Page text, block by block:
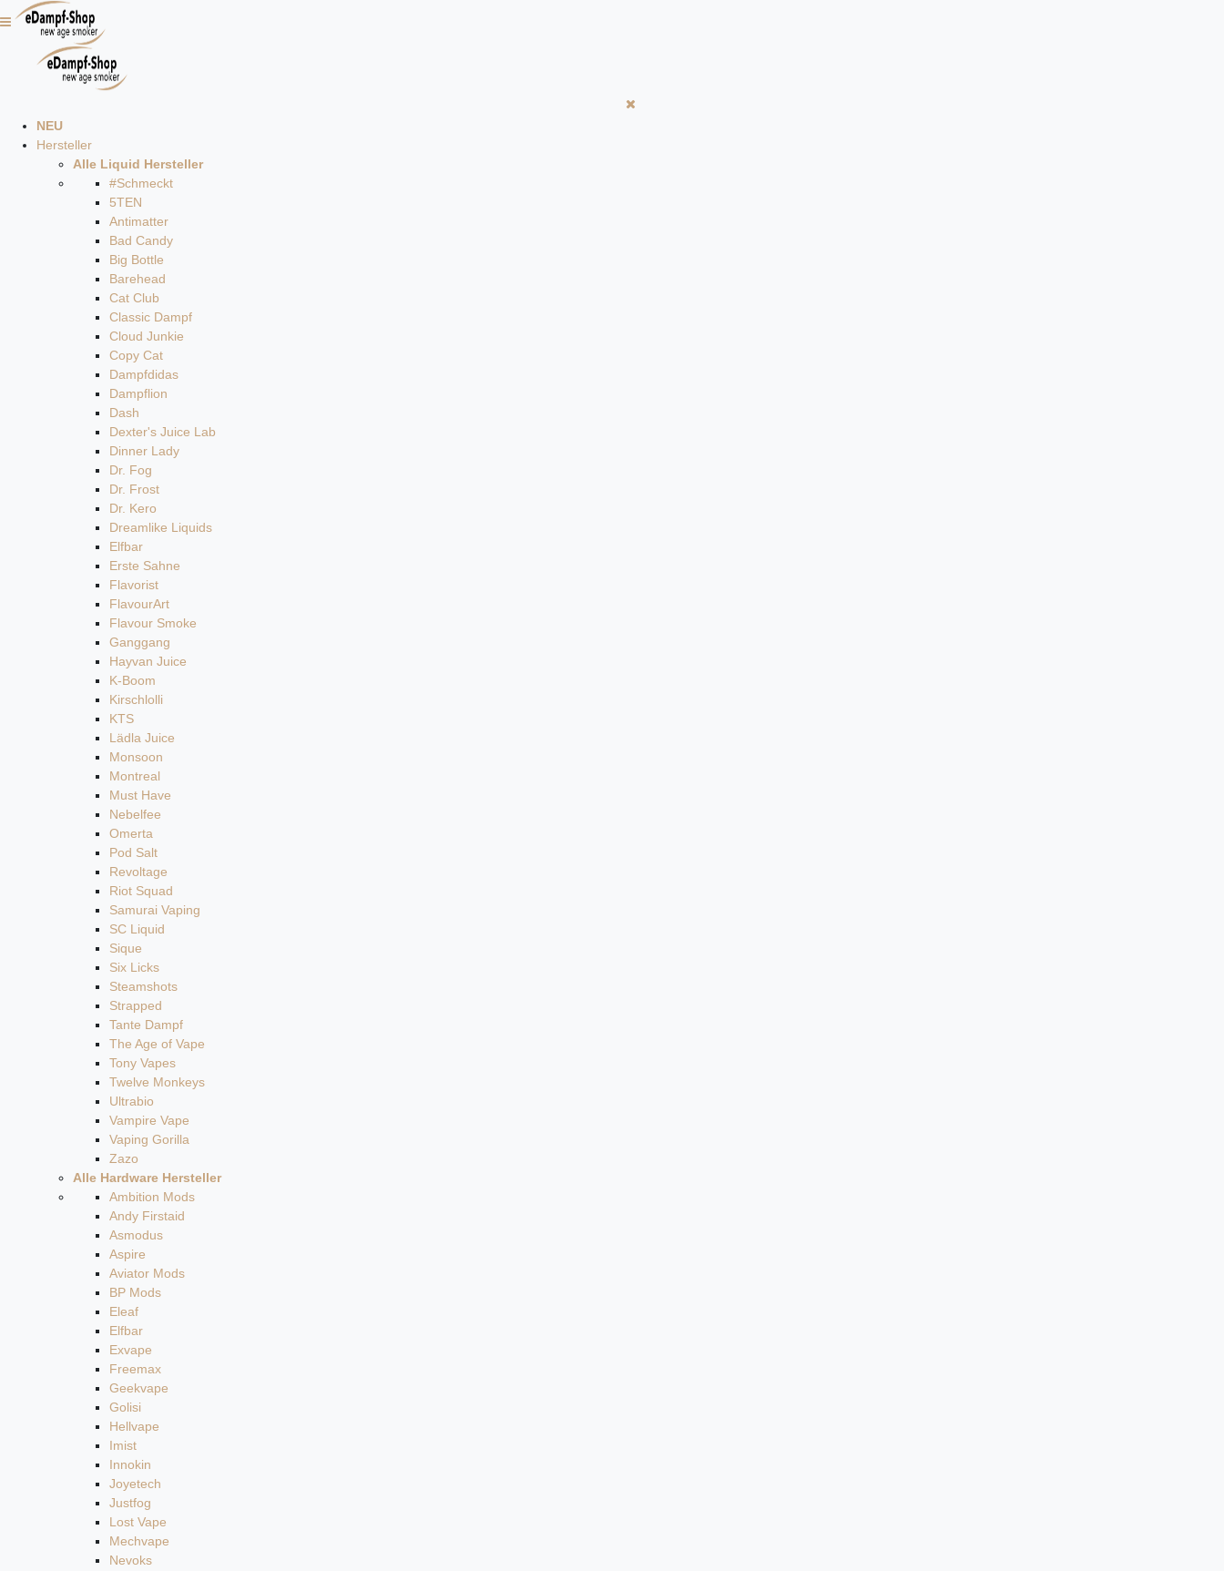
NEU
Hersteller
Alle Liquid Hersteller
#Schmeckt
5TEN
Antimatter
Bad Candy
Big Bottle
Barehead
Cat Club
Classic Dampf
Cloud Junkie
Copy Cat
Dampfdidas
Dampflion
Dash
Dexter's Juice Lab
Dinner Lady
Dr. Fog
Dr. Frost
Dr. Kero
Dreamlike Liquids
Elfbar
Erste Sahne
Flavorist
FlavourArt
Flavour Smoke
Ganggang
Hayvan Juice
K-Boom
Kirschlolli
KTS
Lädla Juice
Monsoon
Montreal
Must Have
Nebelfee
Omerta
Pod Salt
Revoltage
Riot Squad
Samurai Vaping
SC Liquid
Sique
Six Licks
Steamshots
Strapped
Tante Dampf
The Age of Vape
Tony Vapes
Twelve Monkeys
Ultrabio
Vampire Vape
Vaping Gorilla
Zazo
Alle Hardware Hersteller
Ambition Mods
Andy Firstaid
Asmodus
Aspire
Aviator Mods
BP Mods
Eleaf
Elfbar
Exvape
Freemax
Geekvape
Golisi
Hellvape
Imist
Innokin
Joyetech
Justfog
Lost Vape
Mechvape
Nevoks